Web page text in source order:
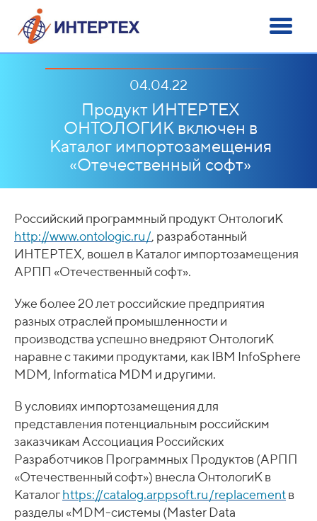
04.04.22
Продукт ИНТЕРТЕХ
ОНТОЛОГИК включен в
Каталог импортозамещения
«Отечественный софт»
Российский программный продукт ОнтологиК
http://www.ontologic.ru/, разработанный
ИНТЕРТЕХ, вошел в Каталог импортозамещения
АРПП «Отечественный софт».
Уже более 20 лет российские предприятия
разных отраслей промышленности и
производства успешно внедряют ОнтологиК
наравне с такими продуктами, как IBM InfoSphere
MDM, Informatica MDM и другими.
В условиях импортозамещения для
представления потенциальным российским
заказчикам Ассоциация Российских
Разработчиков Программных Продуктов (АРПП
«Отечественный софт») внесла ОнтологиК в
Каталогhttps://catalog.arppsoft.ru/replacementв
разделы «MDM-системы (Master Data